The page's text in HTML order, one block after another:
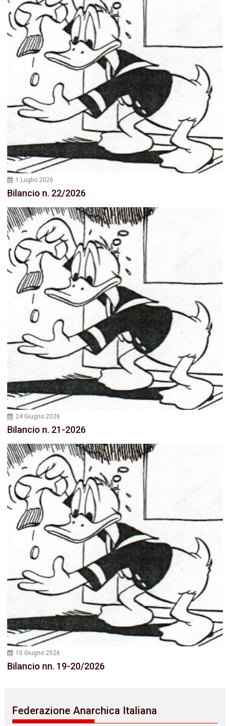
1 Luglio 2026
Bilancio n. 22/2026
24 Giugno 2026
Bilancio n. 21-2026
15 Giugno 2026
Bilancio nn. 19-20/2026
Federazione Anarchica Italiana